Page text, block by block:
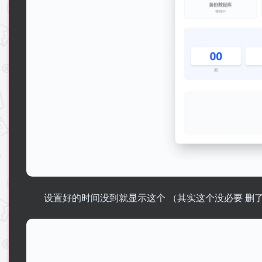
设置好的时间没到就显示这个 （其实这个没必要 删